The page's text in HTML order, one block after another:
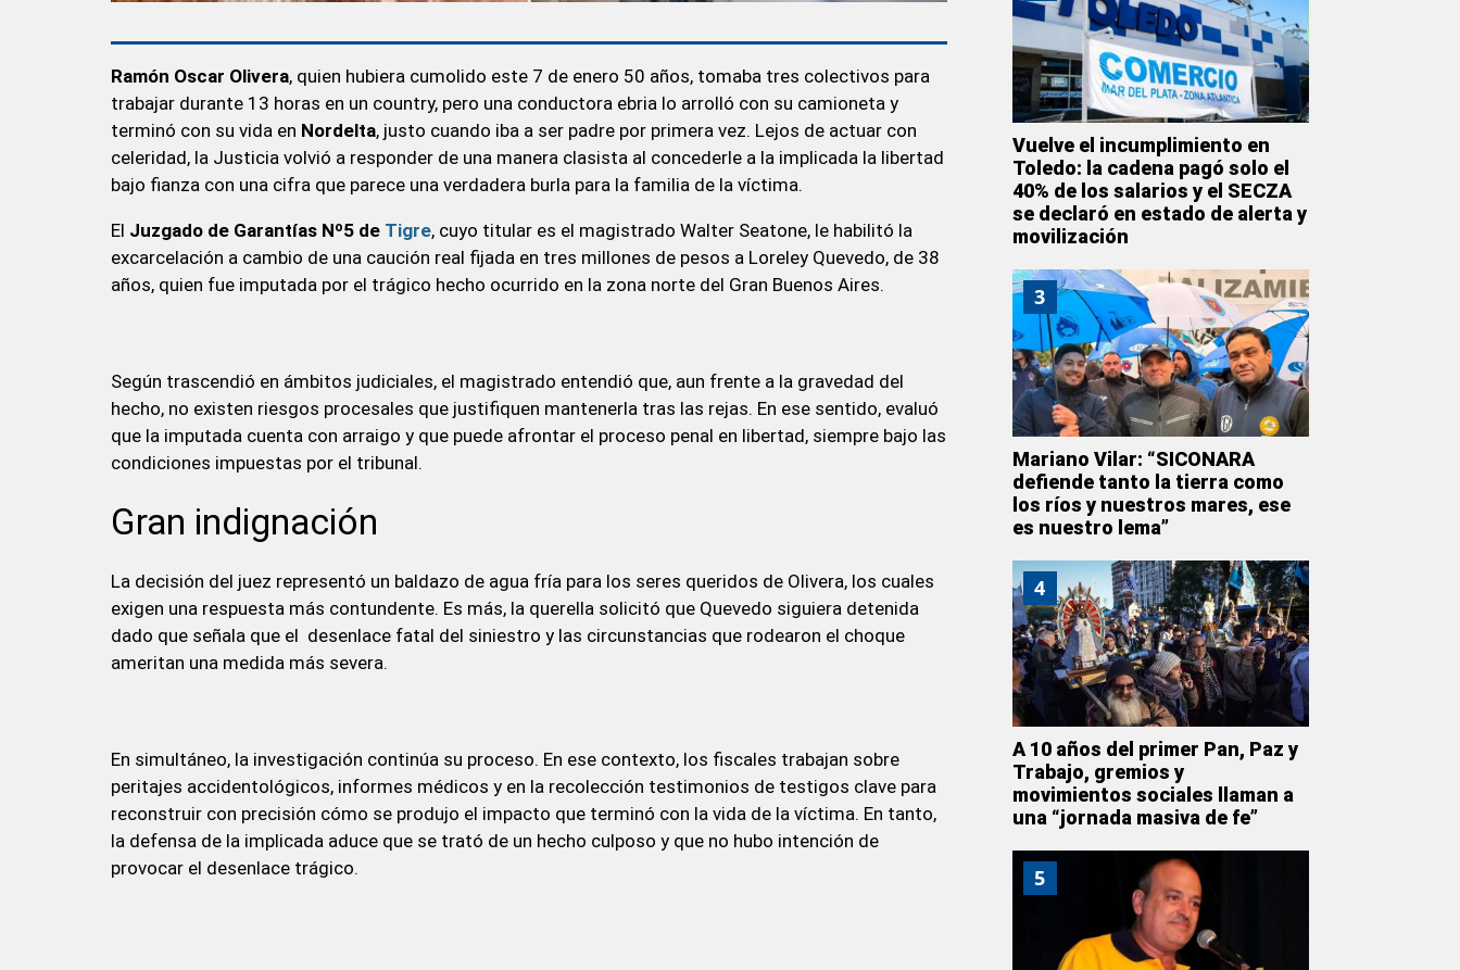
Ramón Oscar Olivera, quien hubiera cumolido este 7 de enero 50 años, tomaba tres colectivos para
trabajar durante 13 horas en un country, pero una conductora ebria lo arrolló con su camioneta y
terminó con su vida en Nordelta, justo cuando iba a ser padre por primera vez. Lejos de actuar con
celeridad, la Justicia volvió a responder de una manera clasista al concederle a la implicada la libertad
bajo fianza con una cifra que parece una verdadera burla para la familia de la víctima.
El Juzgado de Garantías Nº5 de Tigre, cuyo titular es el magistrado Walter Seatone, le habilitó la
excarcelación a cambio de una caución real fijada en tres millones de pesos a Loreley Quevedo, de 38
años, quien fue imputada por el trágico hecho ocurrido en la zona norte del Gran Buenos Aires.
Según trascendió en ámbitos judiciales, el magistrado entendió que, aun frente a la gravedad del
hecho, no existen riesgos procesales que justifiquen mantenerla tras las rejas. En ese sentido, evaluó
que la imputada cuenta con arraigo y que puede afrontar el proceso penal en libertad, siempre bajo las
condiciones impuestas por el tribunal.
Gran indignación
La decisión del juez representó un baldazo de agua fría para los seres queridos de Olivera, los cuales
exigen una respuesta más contundente. Es más, la querella solicitó que Quevedo siguiera detenida
dado que señala que el desenlace fatal del siniestro y las circunstancias que rodearon el choque
ameritan una medida más severa.
En simultáneo, la investigación continúa su proceso. En ese contexto, los fiscales trabajan sobre
peritajes accidentológicos, informes médicos y en la recolección testimonios de testigos clave para
reconstruir con precisión cómo se produjo el impacto que terminó con la vida de la víctima. En tanto,
la defensa de la implicada aduce que se trató de un hecho culposo y que no hubo intención de
provocar el desenlace trágico.
Vuelve el incumplimiento en
Toledo: la cadena pagó solo el
40% de los salarios y el SECZA
se declaró en estado de alerta y
movilización
3
Mariano Vilar: “SICONARA
defiende tanto la tierra como
los ríos y nuestros mares, ese
es nuestro lema”
4
A 10 años del primer Pan, Paz y
Trabajo, gremios y
movimientos sociales llaman a
una “jornada masiva de fe”
5